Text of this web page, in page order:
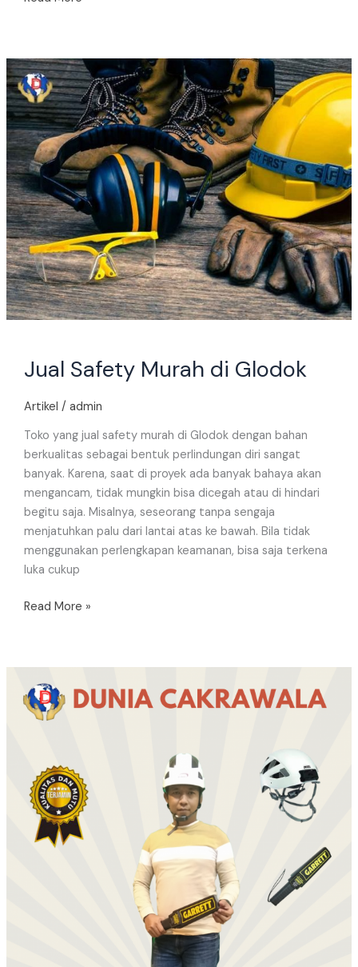
Jual Safety Murah di Glodok
Artikel / admin
Toko yang jual safety murah di Glodok dengan bahan
berkualitas sebagai bentuk perlindungan diri sangat
banyak. Karena, saat di proyek ada banyak bahaya akan
mengancam, tidak mungkin bisa dicegah atau di hindari
begitu saja. Misalnya, seseorang tanpa sengaja
menjatuhkan palu dari lantai atas ke bawah. Bila tidak
menggunakan perlengkapan keamanan, bisa saja terkena
luka cukup
Jual
Safety
Murah
di
Glodok
Read More »
Alat
Safety